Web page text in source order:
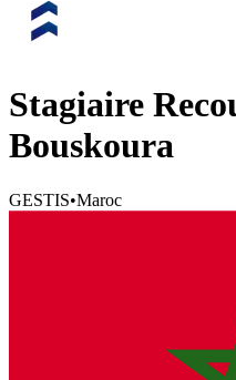
Stagiaire
Bouskoura
GESTIS•Maroc